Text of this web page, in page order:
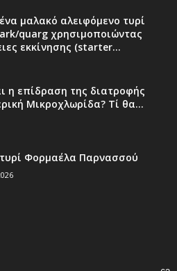
μαλακό αλειφόμενο τυρί
quarg χρησιμοποιώντας
εκκίνησης (starter...
η επίδραση της διατροφής
Μικροχλωρίδα? Τί θα...
Φορμαέλα Παρνασσού